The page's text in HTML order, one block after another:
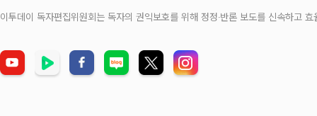
이투데이 독자편집위원회는 독자의 권익보호를 위해 정정‧반론 보도를 신속하고